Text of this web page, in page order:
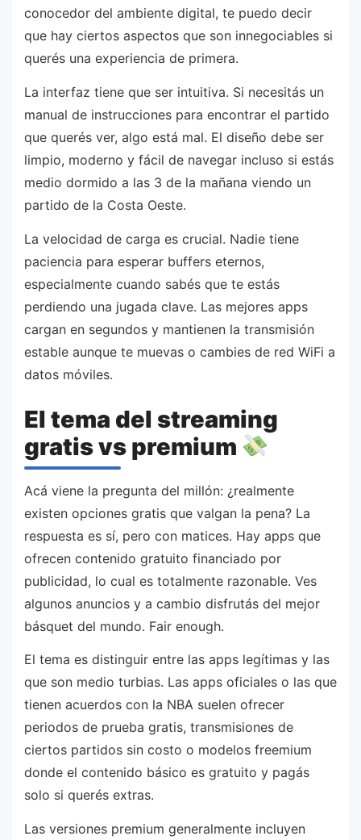
conocedor del ambiente digital, te puedo decir
que hay ciertos aspectos que son innegociables si
querés una experiencia de primera.
La interfaz tiene que ser intuitiva. Si necesitás un
manual de instrucciones para encontrar el partido
que querés ver, algo está mal. El diseño debe ser
limpio, moderno y fácil de navegar incluso si estás
medio dormido a las 3 de la mañana viendo un
partido de la Costa Oeste.
La velocidad de carga es crucial. Nadie tiene
paciencia para esperar buffers eternos,
especialmente cuando sabés que te estás
perdiendo una jugada clave. Las mejores apps
cargan en segundos y mantienen la transmisión
estable aunque te muevas o cambies de red WiFi a
datos móviles.
El tema del streaming
gratis vs premium
Acá viene la pregunta del millón: ¿realmente
existen opciones gratis que valgan la pena? La
respuesta es sí, pero con matices. Hay apps que
ofrecen contenido gratuito financiado por
publicidad, lo cual es totalmente razonable. Ves
algunos anuncios y a cambio disfrutás del mejor
básquet del mundo. Fair enough.
El tema es distinguir entre las apps legítimas y las
que son medio turbias. Las apps oficiales o las que
tienen acuerdos con la NBA suelen ofrecer
periodos de prueba gratis, transmisiones de
ciertos partidos sin costo o modelos freemium
donde el contenido básico es gratuito y pagás
solo si querés extras.
Las versiones premium generalmente incluyen